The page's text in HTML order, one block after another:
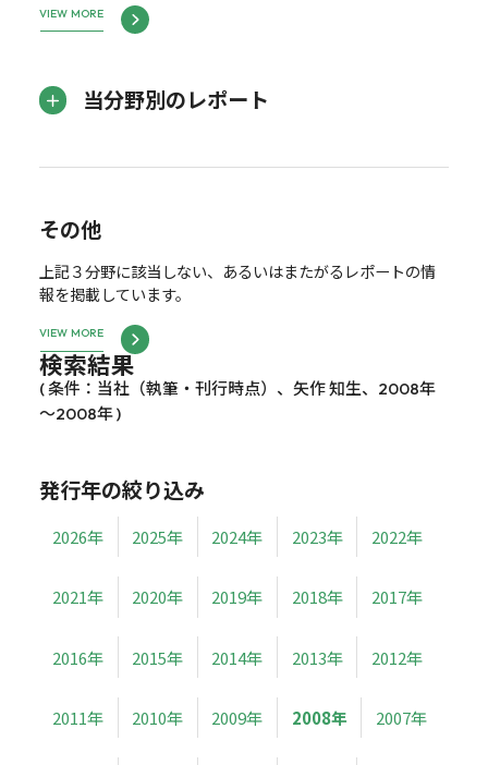
VIEW MORE
当分野別のレポート
その他
上記３分野に該当しない、あるいはまたがるレポートの情
報を掲載しています。
VIEW MORE
検索結果
( 条件：当社（執筆・刊行時点）、矢作 知生、2008年
～2008年 )
発行年の絞り込み
2026年 2025年 2024年 2023年 2022年
2021年 2020年 2019年 2018年 2017年
2016年 2015年 2014年 2013年 2012年
2011年 2010年 2009年 2008年 2007年